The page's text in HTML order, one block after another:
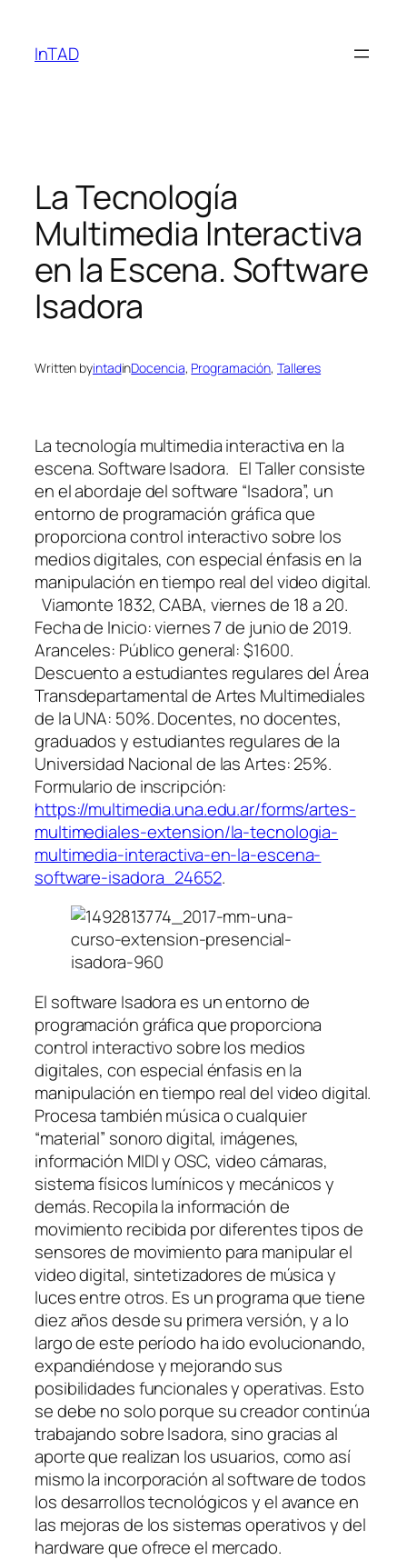
content
InTAD
La Tecnología
Multimedia Interactiva
en la Escena. Software
Isadora
Written byintadinDocencia, Programación, Talleres
La tecnología multimedia interactiva en la
escena. Software Isadora. El Taller consiste
en el abordaje del software “Isadora”, un
entorno de programación gráfica que
proporciona control interactivo sobre los
medios digitales, con especial énfasis en la
manipulación en tiempo real del video digital.
Viamonte 1832, CABA, viernes de 18 a 20.
Fecha de Inicio: viernes 7 de junio de 2019.
Aranceles: Público general: $1600.
Descuento a estudiantes regulares del Área
Transdepartamental de Artes Multimediales
de la UNA: 50%. Docentes, no docentes,
graduados y estudiantes regulares de la
Universidad Nacional de las Artes: 25%.
Formulario de inscripción:
https://multimedia.una.edu.ar/forms/artes-
multimediales-extension/la-tecnologia-
multimedia-interactiva-en-la-escena-
software-isadora_24652.
El software Isadora es un entorno de
programación gráfica que proporciona
control interactivo sobre los medios
digitales, con especial énfasis en la
manipulación en tiempo real del video digital.
Procesa también música o cualquier
“material” sonoro digital, imágenes,
información MIDI y OSC, video cámaras,
sistema físicos lumínicos y mecánicos y
demás. Recopila la información de
movimiento recibida por diferentes tipos de
sensores de movimiento para manipular el
video digital, sintetizadores de música y
luces entre otros. Es un programa que tiene
diez años desde su primera versión, y a lo
largo de este período ha ido evolucionando,
expandiéndose y mejorando sus
posibilidades funcionales y operativas. Esto
se debe no solo porque su creador continúa
trabajando sobre Isadora, sino gracias al
aporte que realizan los usuarios, como así
mismo la incorporación al software de todos
los desarrollos tecnológicos y el avance en
las mejoras de los sistemas operativos y del
hardware que ofrece el mercado.